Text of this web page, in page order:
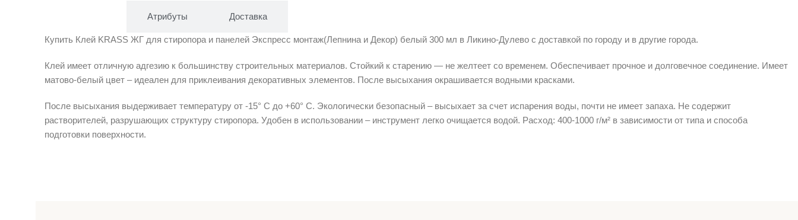
Атрибуты Доставка
Купить Клей KRASS ЖГ для стиропора и панелей Экспресс монтаж(Лепнина и Декор) белый 300 мл в Ликино-Дулево с доставкой по городу и в другие города.
Клей имеет отличную адгезию к большинству строительных материалов. Стойкий к старению — не желтеет со временем. Обеспечивает прочное и долговечное соединение. Имеет
матово-белый цвет – идеален для приклеивания декоративных элементов. После высыхания окрашивается водными красками.
После высыхания выдерживает температуру от -15° С до +60° С. Экологически безопасный – высыхает за счет испарения воды, почти не имеет запаха. Не содержит
растворителей, разрушающих структуру стиропора. Удобен в использовании – инструмент легко очищается водой. Расход: 400-1000 г/м² в зависимости от типа и способа
подготовки поверхности.